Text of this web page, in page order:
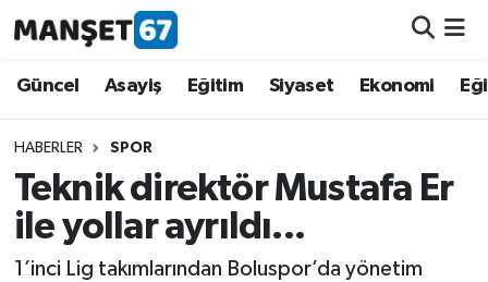
Güncel Asayiş Eğitim Siyaset Ekonomi
HABERLER SPOR
Teknik direktör Mustafa Er
ile yollar ayrıldı...
1’inci Lig takımlarından Boluspor’da yönetim
Güncel
Asayiş
Siyaset
Spor